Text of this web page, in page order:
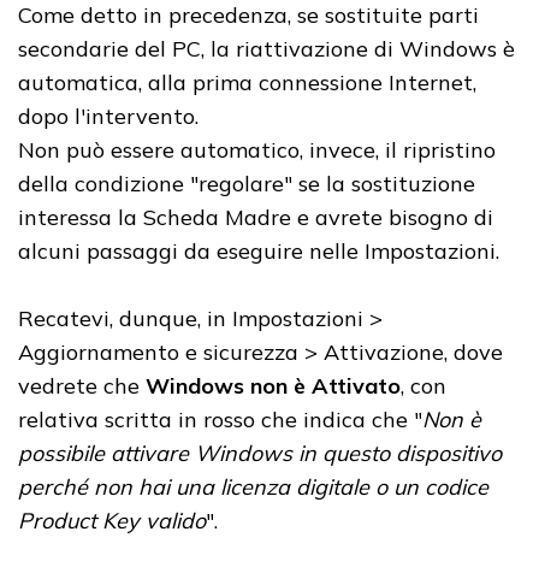
Come detto in precedenza, se sostituite parti
secondarie del PC, la riattivazione di Windows è
automatica, alla prima connessione Internet,
dopo l'intervento.
Non può essere automatico, invece, il ripristino
della condizione "regolare" se la sostituzione
interessa la Scheda Madre e avrete bisogno di
alcuni passaggi da eseguire nelle Impostazioni.
Recatevi, dunque, in Impostazioni >
Aggiornamento e sicurezza > Attivazione, dove
vedrete che Windows non è Attivato, con
relativa scritta in rosso che indica che "Non è
possibile attivare Windows in questo dispositivo
perché non hai una licenza digitale o un codice
Product Key valido".